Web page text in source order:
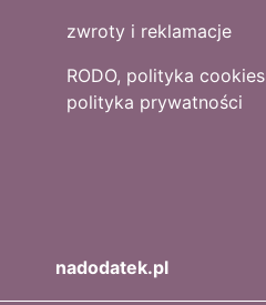
zwroty i reklamacje
RODO, polityka cookies
polityka prywatności
nadodatek.pl